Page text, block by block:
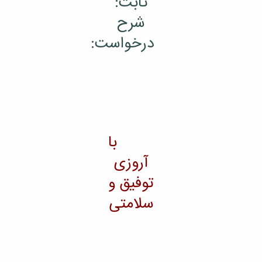
درخواست:
آروزی
توفیق و
سلامتی